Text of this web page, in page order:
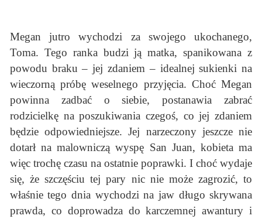
Megan jutro wychodzi za swojego ukochanego,
Toma. Tego ranka budzi ją matka, spanikowana z
powodu braku – jej zdaniem – idealnej sukienki na
wieczorną próbę weselnego przyjęcia. Choć Megan
powinna zadbać o siebie, postanawia zabrać
rodzicielkę na poszukiwania czegoś, co jej zdaniem
będzie odpowiedniejsze. Jej narzeczony jeszcze nie
dotarł na malowniczą wyspę San Juan, kobieta ma
więc trochę czasu na ostatnie poprawki. I choć wydaje
się, że szczęściu tej pary nic nie może zagrozić, to
właśnie tego dnia wychodzi na jaw długo skrywana
prawda, co doprowadza do karczemnej awantury i